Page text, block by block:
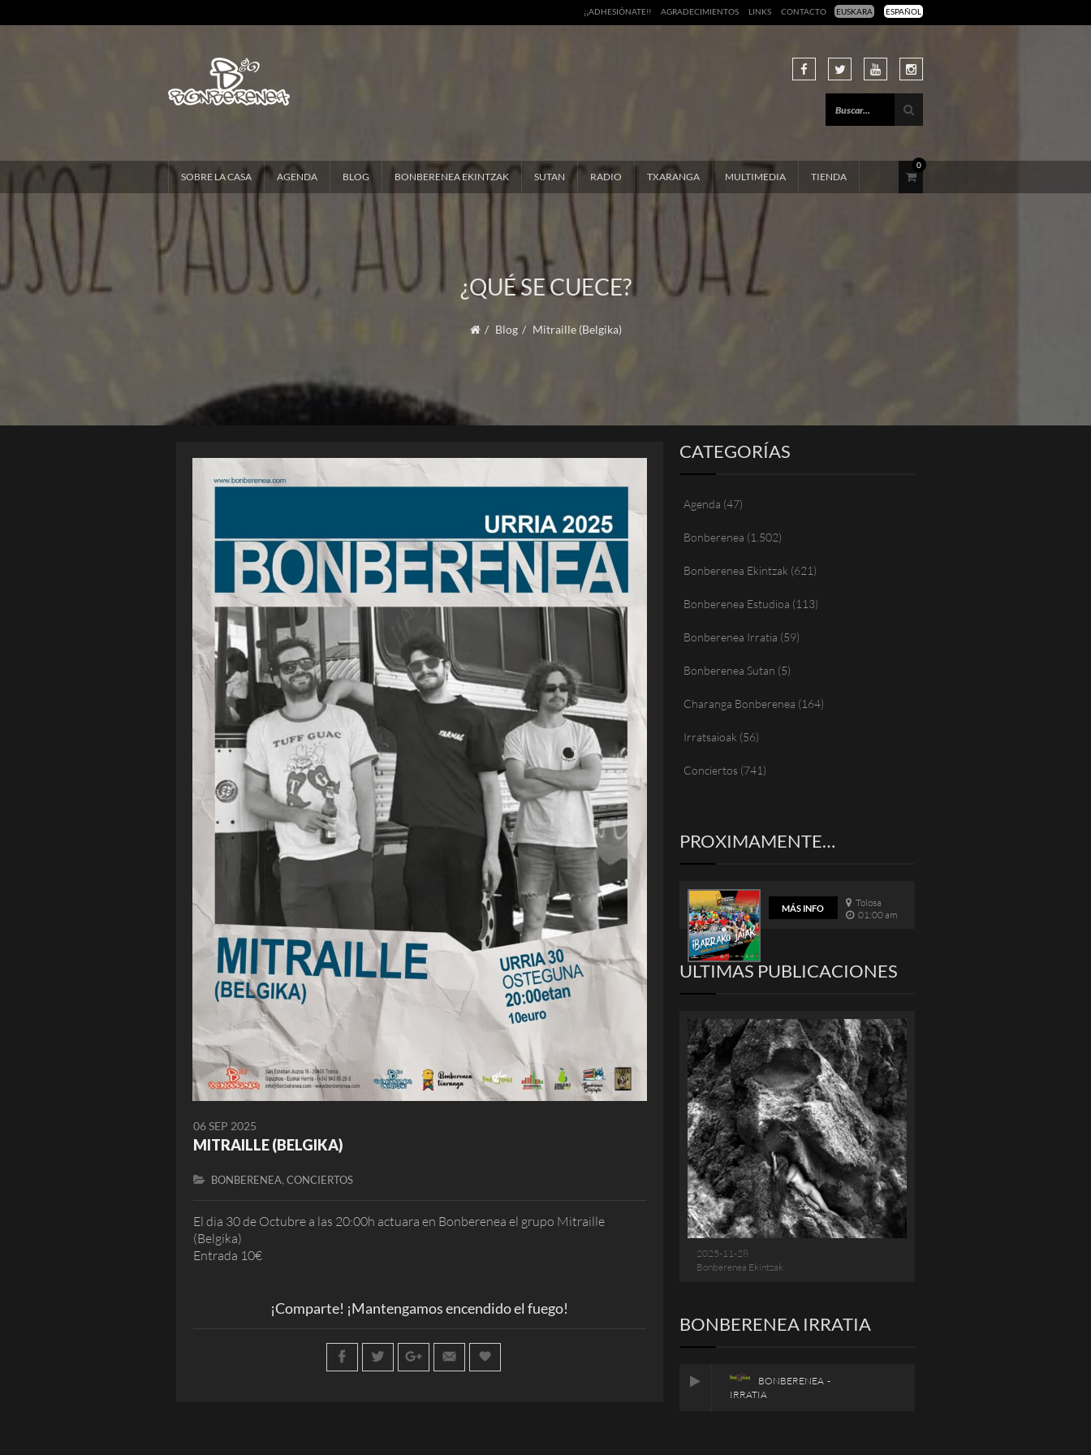
EUSKARA ESPAÑOL
¡¡ADHESIÓNATE!! AGRADECIMIENTOS LINKS CONTACTO
SOBRE LA CASA AGENDA BLOG BONBERENEA EKINTZAK SUTAN RADIO TXARANGA MULTIMEDIA TIENDA
0
¿QUÉ SE CUECE?
Blog Mitraille (Belgika)
06 SEP 2025
MITRAILLE (BELGIKA)
BONBERENEA, CONCIERTOS
El dia 30 de Octubre a las 20:00h actuara en Bonberenea el grupo Mitraille
(Belgika)
Entrada 10€
¡Comparte! ¡Mantengamos encendido el fuego!
CATEGORÍAS
Agenda (47)
Bonberenea (1.502)
Bonberenea Ekintzak (621)
Bonberenea Estudioa (113)
Bonberenea Irratia (59)
Bonberenea Sutan (5)
Charanga Bonberenea (164)
Irratsaioak (56)
Conciertos (741)
PROXIMAMENTE…
MÁS INFO
Tolosa
01:00 am
ULTIMAS PUBLICACIONES
2025-11-28
Bonberenea Ekintzak
BONBERENEA IRRATIA
BONBERENEA -
IRRATIA